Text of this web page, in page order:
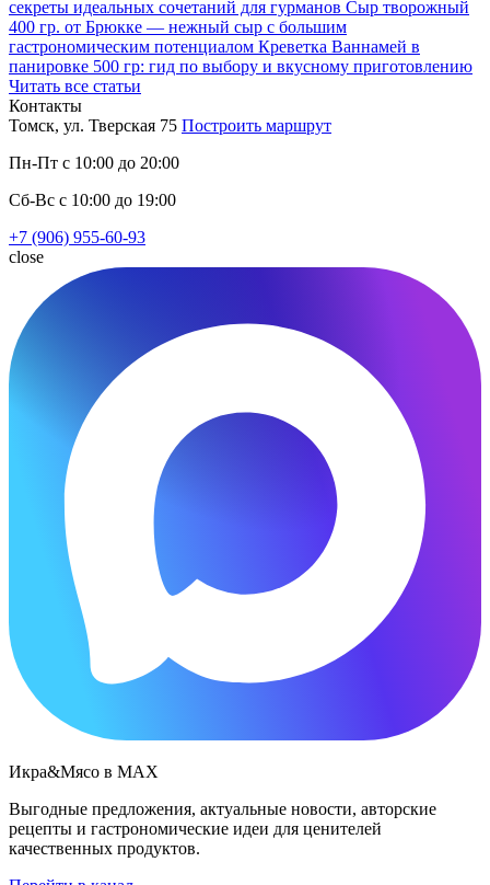
секреты идеальных сочетаний для гурманов Сыр творожный
400 гр. от Брюкке — нежный сыр с большим
гастрономическим потенциалом Креветка Ваннамей в
панировке 500 гр: гид по выбору и вкусному приготовлению
Читать все статьи
Контакты
Томск, ул. Тверская 75 Построить маршрут
Пн-Пт с 10:00 до 20:00
Сб-Вс с 10:00 до 19:00
+7 (906) 955-60-93
close
Икра&Мясо в МАХ
Выгодные предложения, актуальные новости, авторские
рецепты и гастрономические идеи для ценителей
качественных продуктов.